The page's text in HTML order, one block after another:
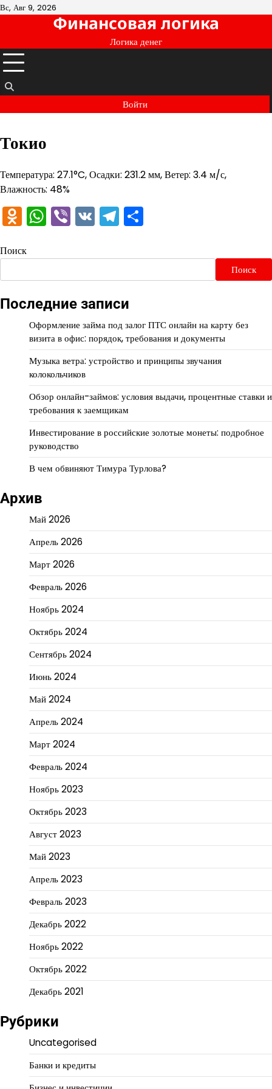
Перейти
Вс, Авг 9, 2026
Финансовая логика
Логика денег
Войти
Токио
Температура: 27.1°C, Осадки: 231.2 мм, Ветер: 3.4 м/с,
Влажность: 48%
Odnoklassniki
WhatsApp
Viber
VKTelegram
Поиск
Поиск
Последние записи
Оформление займа под залог ПТС онлайн на карту без
визита в офис: порядок, требования и документы
Музыка ветра: устройство и принципы звучания
колокольчиков
Обзор онлайн-займов: условия выдачи, процентные ставки и
требования к заемщикам
Инвестирование в российские золотые монеты: подробное
руководство
В чем обвиняют Тимура Турлова?
Архив
Май 2026
Апрель 2026
Март 2026
Февраль 2026
Ноябрь 2024
Октябрь 2024
Сентябрь 2024
Июнь 2024
Май 2024
Апрель 2024
Март 2024
Февраль 2024
Ноябрь 2023
Октябрь 2023
Август 2023
Май 2023
Апрель 2023
Февраль 2023
Декабрь 2022
Ноябрь 2022
Октябрь 2022
Декабрь 2021
Рубрики
Uncategorised
Банки и кредиты